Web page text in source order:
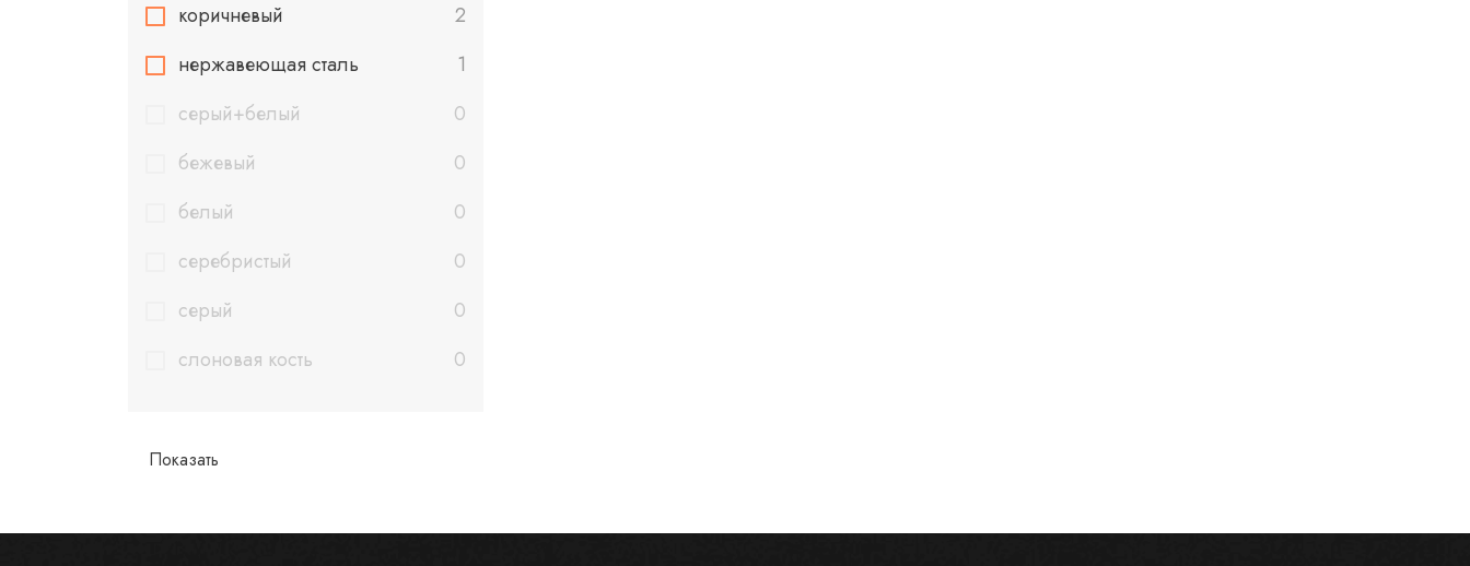
коричневый
2
нержавеющая сталь
1
cерый+белый
0
бежевый
0
белый
0
серебристый
0
серый
0
слоновая кость
0